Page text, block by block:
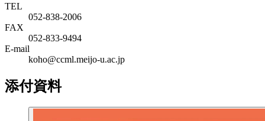
TEL
052-838-2006
FAX
052-833-9494
E-mail
koho@ccml.meijo-u.ac.jp
添付資料